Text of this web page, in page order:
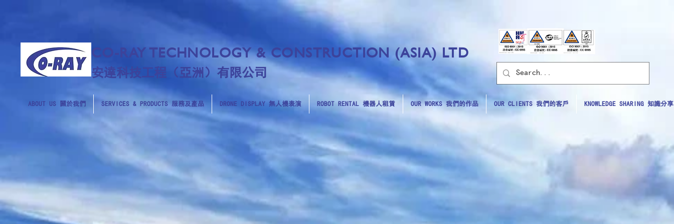
CO-RAY TECHNOLOGY & CONSTRUCTION (ASIA) LTD
安達科技工程（亞洲）有限公司
ABOUT US 關於我們 SERVICES & PRODUCTS 服務及產品 DRONE DISPLAY 無人機表演 ROBOT RENTAL 機器人租賃 OUR WORKS 我們的作品 OUR CLIENTS 我們的客戶 KNOWLEDGE SHARING 知識分享